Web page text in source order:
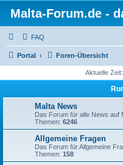
Malta-Forum.de -
FAQ
Portal Foren-Übersicht
Aktuelle
Malta News
Das Forum für alle News auf
Themen: 6246
Allgemeine Fragen
Das Forum für Allgemeine
Themen: 158